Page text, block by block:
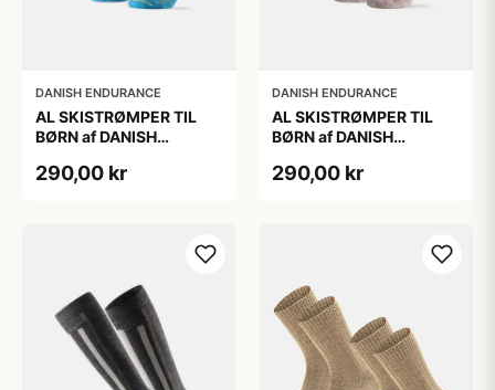
DANISH ENDURANCE
AL SKISTRØMPER TIL
BØRN af DANISH
35-38
290,00 kr
DANISH ENDURANCE
AL SKISTRØMPER TIL
BØRN af DANISH
Lysegrå/Lyserød, 35-38
290,00 kr